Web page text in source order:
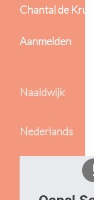
Chantal de
Aanmelden
Naaldwijk
Nederlands